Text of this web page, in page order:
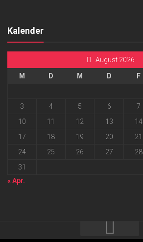
Kalender
August 2026
M D M D F
3
4 5 6 7
10
11 12 13 14
17
18 19 20 21
24
25 26 27 28
31
« Apr.